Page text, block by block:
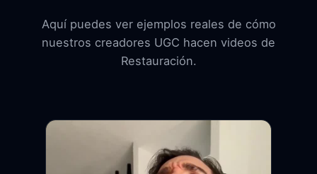
Aquí puedes ver ejemplos reales de cómo
nuestros creadores UGC hacen videos de
Restauración.